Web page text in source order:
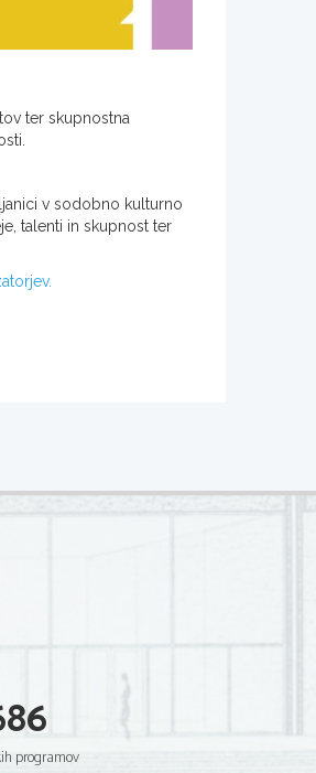
ter skupnostna
v sodobno kulturno
talenti in skupnost ter
programov